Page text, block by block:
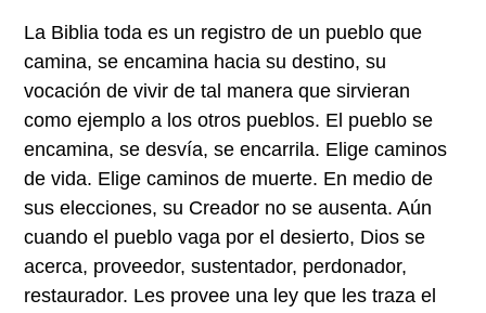
La Biblia toda es un registro de un pueblo que
camina, se encamina hacia su destino, su
vocación de vivir de tal manera que sirvieran
como ejemplo a los otros pueblos. El pueblo se
encamina, se desvía, se encarrila. Elige caminos
de vida. Elige caminos de muerte. En medio de
sus elecciones, su Creador no se ausenta. Aún
cuando el pueblo vaga por el desierto, Dios se
acerca, proveedor, sustentador, perdonador,
restaurador. Les provee una ley que les traza el